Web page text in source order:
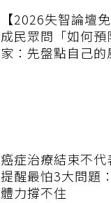
【2026失智論壇
成民眾問「如何
家：先盤點自己的
癌症治療結束不
提醒最怕3大問題
體力撐不住